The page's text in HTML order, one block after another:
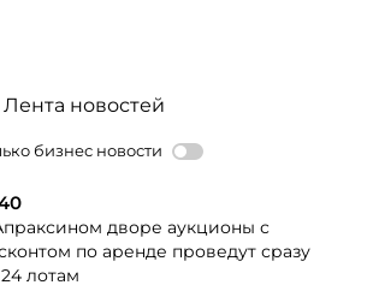
Лента новостей
бизнес новости
дворе аукционы с
по аренде проведут сразу
лотам